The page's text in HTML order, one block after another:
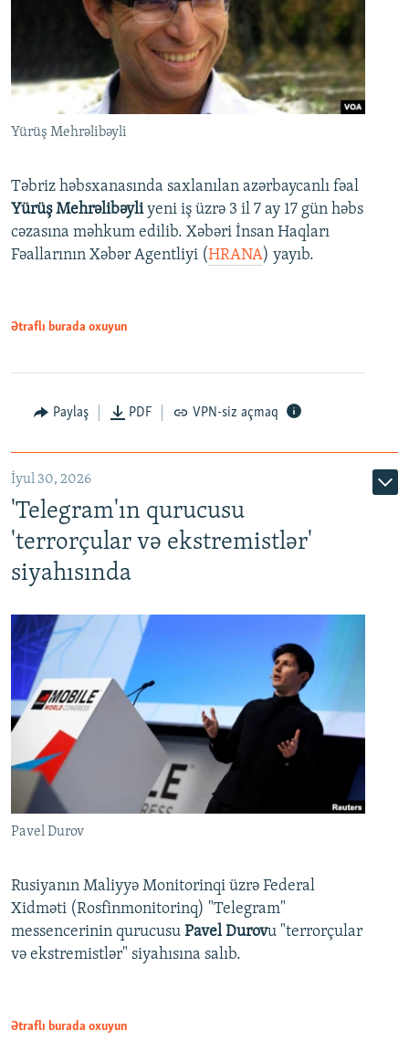
Yürüş Mehrəlibəyli
Təbriz həbsxanasında saxlanılan azərbaycanlı fəal
Yürüş Mehrəlibəyliyeni iş üzrə 3 il 7 ay 17 gün həbs
cəzasına məhkum edilib. Xəbəri İnsan Haqları
Fəallarının Xəbər Agentliyi (HRANA) yayıb.
Ətraflı burada oxuyun
Paylaş PDF VPN-siz açmaq
İyul 30, 2026
'Telegram'ın qurucusu
'terrorçular və ekstremistlər'
siyahısında
Pavel Durov
Rusiyanın Maliyyə Monitorinqi üzrə Federal
Xidməti (Rosfinmonitorinq) "Telegram"
messencerinin qurucusu Pavel Durovu "terrorçular
və ekstremistlər" siyahısına salıb.
Ətraflı burada oxuyun